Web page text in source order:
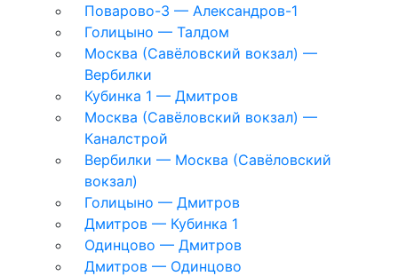
Поварово-3 — Александров-1
Голицыно — Талдом
Москва (Савёловский вокзал) —
Вербилки
Кубинка 1 — Дмитров
Москва (Савёловский вокзал) —
Каналстрой
Вербилки — Москва (Савёловский
вокзал)
Голицыно — Дмитров
Дмитров — Кубинка 1
Одинцово — Дмитров
Дмитров — Одинцово